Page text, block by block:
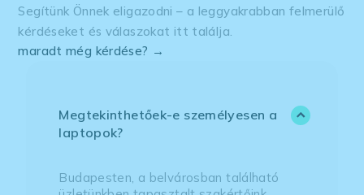
Segítünk Önnek eligazodni – a leggyakrabban felmerülő
kérdéseket és válaszokat itt találja.
maradt még kérdése? →
Megtekinthetőek-e személyesen a
laptopok?
Budapesten, a belvárosban található